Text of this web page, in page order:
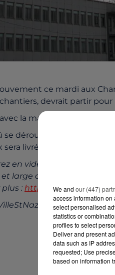
ce mardi aux
devrait partir pour
la marée haute, vers la
se dérouler en janvier,
livré à son armateur fin
en vidéo le
large de 39 mètres, il
: https://t.co/
January 30,
We and our (447)
access information
select personalised
statistics or
profiles to select
Deliver and present
data such as IP
requested; Use
based on information